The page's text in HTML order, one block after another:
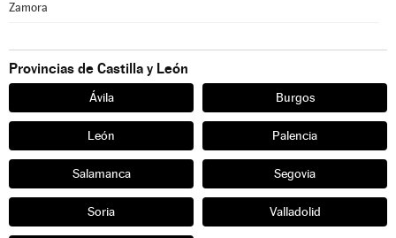
Zamora
Provincias de Castilla y León
Ávila Burgos
León Palencia
Salamanca Segovia
Soria Valladolid